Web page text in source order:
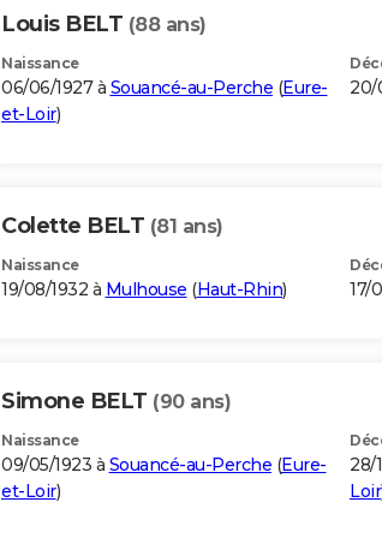
Louis BELT (88 ans)
Naissance
06/06/1927 à Souancé-au-Perche (Eure-
et-Loir)
20/
Colette BELT (81 ans)
Naissance
19/08/1932 à Mulhouse (Haut-Rhin) 17/
Simone BELT (90 ans)
Naissance
09/05/1923 à Souancé-au-Perche (Eure-
et-Loir)
28/
Loir